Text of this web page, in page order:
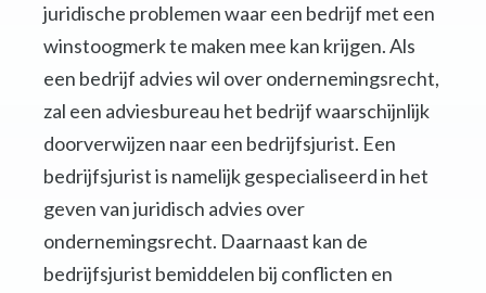
juridische problemen waar een bedrijf met een
winstoogmerk te maken mee kan krijgen. Als
een bedrijf advies wil over ondernemingsrecht,
zal een adviesbureau het bedrijf waarschijnlijk
doorverwijzen naar een bedrijfsjurist. Een
bedrijfsjurist is namelijk gespecialiseerd in het
geven van juridisch advies over
ondernemingsrecht. Daarnaast kan de
bedrijfsjurist bemiddelen bij conflicten en